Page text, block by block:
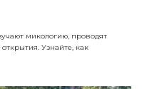
микологию, проводят
Узнайте, как